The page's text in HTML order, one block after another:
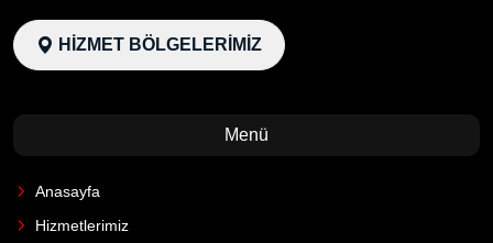
HİZMET BÖLGELERİMİZ
Menü
Anasayfa
Hizmetlerimiz